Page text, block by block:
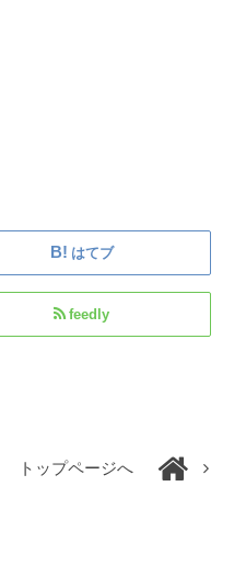
はてブ
feedly
トップページへ